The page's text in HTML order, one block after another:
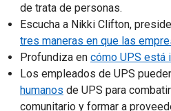
de trata de personas.
Escucha a Nikki Clifton,
tres maneras en que las
Profundiza en cómo UPS está
Los empleados de UPS
humanos de UPS para
comunitario y formar a